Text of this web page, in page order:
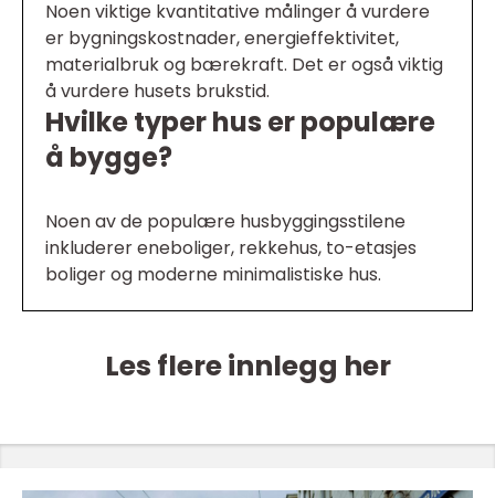
Noen viktige kvantitative målinger å vurdere
er bygningskostnader, energieffektivitet,
materialbruk og bærekraft. Det er også viktig
å vurdere husets brukstid.
Hvilke typer hus er populære
å bygge?
Noen av de populære husbyggingsstilene
inkluderer eneboliger, rekkehus, to-etasjes
boliger og moderne minimalistiske hus.
Les flere innlegg her